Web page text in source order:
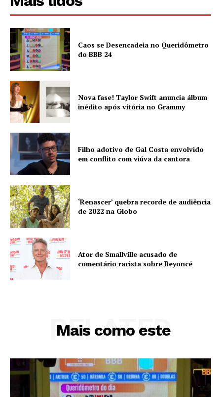
Caos se Desencadeia no Queridômetro
do BBB 24
Nova fase! Taylor Swift anuncia álbum
inédito após vitória no Grammy
Filho adotivo de Gal Costa envolvido
em conflito com viúva da cantora
‘Renascer’ quebra recorde de audiência
de 2022 na Globo
Ator de Smallville acusado de
comentário racista sobre Beyoncé
Mais como este
RELATED